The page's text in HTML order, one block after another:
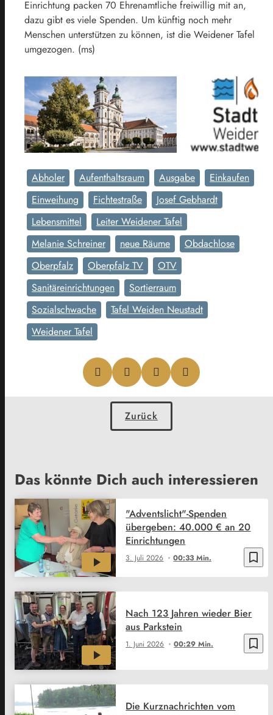
Einrichtung packen 70 Ehrenamtliche freiwillig mit an,
dazu gibt es viele Spenden. Um künftig noch mehr
Menschen unterstützen zu können, ist die Weidener Tafel
umgezogen. (ms)
Abholer Aufenthaltsraum Ausgabe
Einkaufen
Einweihung
Fichtestraße
Josef Gebhardt
Lebensmittel
Leiter Weidener Tafel
Melanie Schreiner
neue Räume
Obdachlose
Oberpfalz
Oberpfalz TV
OTV
Sanitäreinrichtungen
Sortierraum
Sozialschwache
Tafel Weiden Neustadt
Weidener Tafel
Zurück
Das könnte Dich auch interessieren
bookmark_border
3. Juli 2026 00:33 Min.
"Adventslicht"-Spenden
übergeben: 40.000 € an 20
Einrichtungen
bookmark_border
1. Juni 2026 00:29 Min.
Nach 123 Jahren wieder Bier
aus Parkstein
Die Kurznachrichten vom